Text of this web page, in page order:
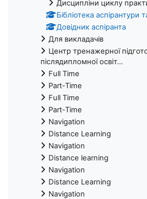
Дисципліни циклу
Бібліотека аспірантури
Довідник аспіранта
Для викладачів
Центр тренажерної
післядипломної освіт...
Full Time
Part-Time
Full Time
Part-Time
Navigation
Distance Learning
Navigation
Distance learning
Navigation
Distance Learning
Navigation